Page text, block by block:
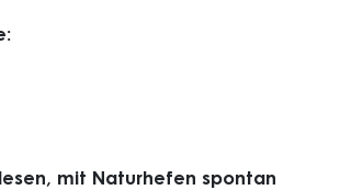
mit Naturhefen spontan